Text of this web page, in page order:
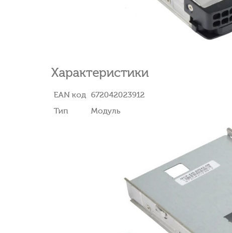
Характеристики
EAN код 672042023912
Тип
Модуль